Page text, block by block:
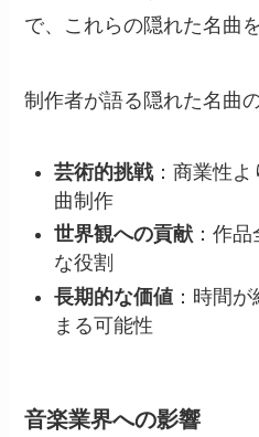
で、これらの隠れた名曲
制作者が語る隠れた名曲
芸術的挑戦：商業性よ
曲制作
世界観への貢献 ：作
な役割
長期的な価値 ：時間
まる可能性
音楽業界への影響